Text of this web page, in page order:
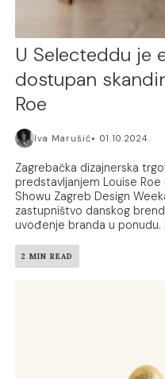
U Selecteddu je
dostupan
Roe
Iva Marušić 01.10.2024.
Zagrebačka dizajnerska
predstavljanjem Louise
Showu Zagreb Design
zastupništvo danskog
uvođenje branda u ponudu.
2 MIN READ